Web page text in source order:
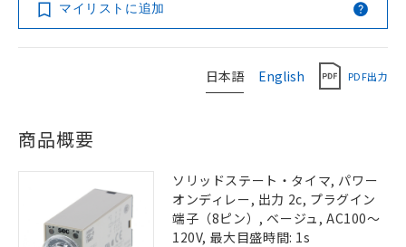
マイリストに追加
日本語 English PDF出力
商品概要
ソリッドステート・タイマ, パワー
オンディレー, 出力 2c, プラグイン
端子（8ピン）, ベージュ, AC100～
120V, 最大目盛時間: 1s